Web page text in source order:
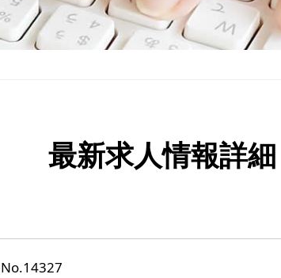
最新求人情報詳細
No.14327